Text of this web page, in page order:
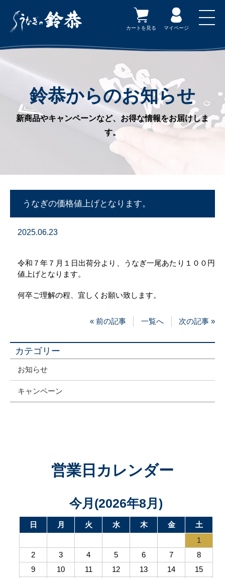
カートを見る マイページ
鈴恭からのお知らせ
新商品やキャンペーンなど、お得な情報をお届けしま
す。
うなぎの価格値上げとなります。
2025.06.23
令和７年７月１日出荷分より、うなぎ一尾あたり１００円
値上げとなります。
何卒ご理解の程、宜しくお願い致します。
« 前の記事 一覧へ 次の記事 »
カテゴリー
お知らせ
キャンペーン
営業日カレンダー
今月(2026年8月)
日 月 火 水 木 金
土
1
2
3 4 5 6 7
8
9
10 11 12 13 14
15